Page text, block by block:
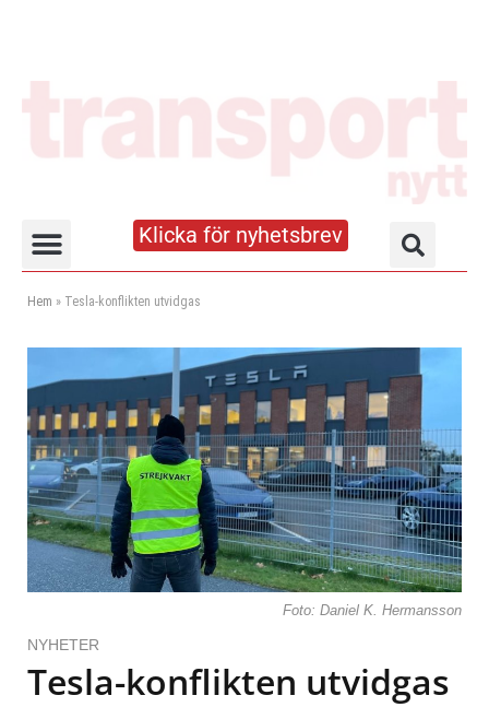
Klicka för nyhetsbrev
Hem » Tesla-konflikten utvidgas
Foto: Daniel K. Hermansson
NYHETER
Tesla-konflikten utvidgas